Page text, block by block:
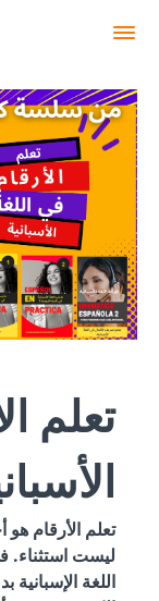
تعلم
تعلم الأرقام
ليست استثناء.
اللغة الإسبانية